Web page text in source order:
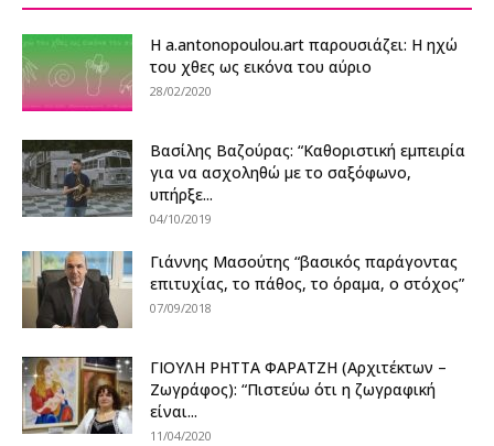
Η a.antonopoulou.art παρουσιάζει: Η ηχώ
του χθες ως εικόνα του αύριο
28/02/2020
Βασίλης Βαζούρας: “Καθοριστική εμπειρία
για να ασχοληθώ με το σαξόφωνο,
υπήρξε...
04/10/2019
Γιάννης Μασούτης “βασικός παράγοντας
επιτυχίας, το πάθος, το όραμα, ο στόχος”
07/09/2018
ΓΙΟΥΛΗ ΡΗΤΤΑ ΦΑΡΑΤΖΗ (Αρχιτέκτων –
Ζωγράφος): “Πιστεύω ότι η ζωγραφική
είναι...
11/04/2020